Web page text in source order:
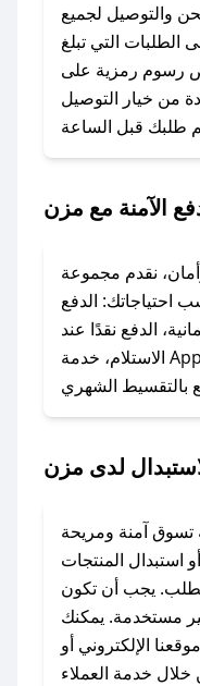
لإضافته بسرعة.
### كيفية استخدام كود خصم مزن؟
1. انسخ كود الخصم من تطبيق صحصح.
2. الصقه في خانة الدفع عند التسوق من مزن.
دعم صحصح عبر
أسرع وقت ممكن.
### ماذا أفعل إذا لم أجد كود خصم لمتجري
المفضل؟
المفضل، يمكنك
الكوبونات في
مزن؟
حصرية، قم بما
يلي:
- اضغط على أيقونة متابعة لمتجر مزن في تطبيق
صحصح.
- تابع حسابنا الرسمي على تويتر وقم بتفعيل زر
والتوصيل لجميع
الطلبات التي تبلغ
رسوم رمزية على
من خيار التوصيل
الآمنة مع مزن
نقدم مجموعة
احتياجاتك: الدفع
الدفع نقدًا عند
الاستلام، خدمة Apple Pay، بالإضافة إلى إمكانية
لدى مزن
آمنة ومريحة
استبدال المنتجات
الطلب. يجب أن تكون
مستخدمة. يمكنك
الإلكتروني أو